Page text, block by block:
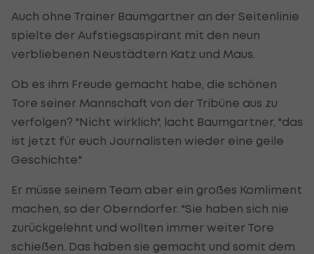
Auch ohne Trainer Baumgartner an der Seitenlinie
spielte der Aufstiegsaspirant mit den neun
verbliebenen Neustädtern Katz und Maus.
Ob es ihm Freude gemacht habe, die schönen
Tore seiner Mannschaft von der Tribüne aus zu
verfolgen? "Nicht wirklich", lacht Baumgartner, "das
ist jetzt für euch Journalisten wieder eine geile
Geschichte."
Er müsse seinem Team aber ein großes Komliment
machen, so der Oberndorfer. "Sie haben sich nie
zurückgelehnt und wollten immer weiter Tore
schießen. Das haben sie gemacht und somit dem